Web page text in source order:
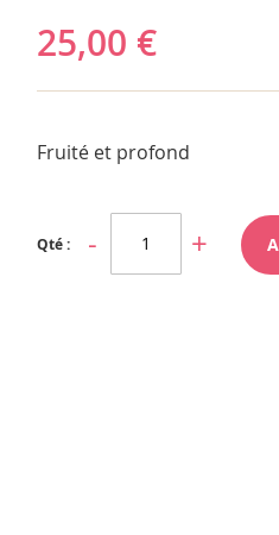
25,00 €
Fruité et profond
Qté